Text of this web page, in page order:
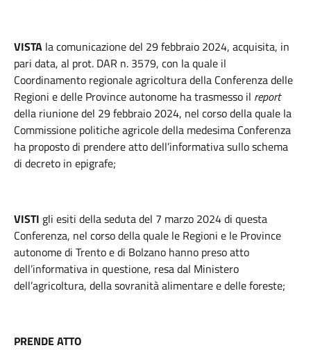
VISTA la comunicazione del 29 febbraio 2024, acquisita, in
pari data, al prot. DAR n. 3579, con la quale il
Coordinamento regionale agricoltura della Conferenza delle
Regioni e delle Province autonome ha trasmesso il report
della riunione del 29 febbraio 2024, nel corso della quale la
Commissione politiche agricole della medesima Conferenza
ha proposto di prendere atto dell’informativa sullo schema
di decreto in epigrafe;
VISTI gli esiti della seduta del 7 marzo 2024 di questa
Conferenza, nel corso della quale le Regioni e le Province
autonome di Trento e di Bolzano hanno preso atto
dell’informativa in questione, resa dal Ministero
dell’agricoltura, della sovranità alimentare e delle foreste;
PRENDE ATTO